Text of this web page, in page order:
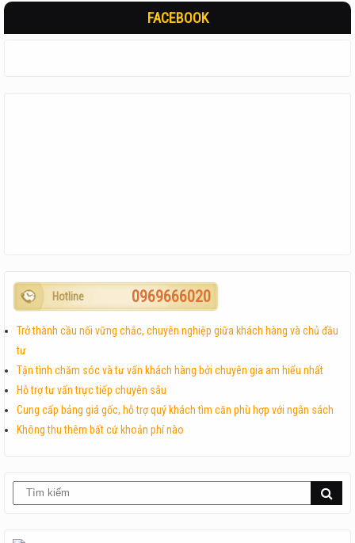
FACEBOOK
Hotline 0969666020
Trở thành cầu nối vững chắc, chuyên nghiệp giữa khách hàng và chủ đầu
tư
Tận tình chăm sóc và tư vấn khách hàng bởi chuyên gia am hiểu nhất
Hỗ trợ tư vấn trực tiếp chuyên sâu
Cung cấp bảng giá gốc, hỗ trợ quý khách tìm căn phù hợp với ngân sách
Không thu thêm bất cứ khoản phí nào